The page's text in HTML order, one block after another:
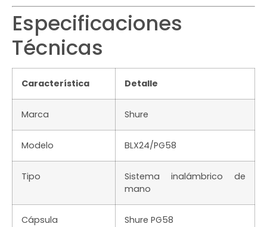
Especificaciones
Técnicas
Característica Detalle
Marca Shure
Modelo BLX24/PG58
Tipo
Sistema inalámbrico de
mano
Cápsula Shure PG58